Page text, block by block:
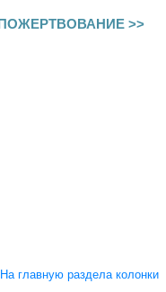
>>
На главную раздела колонки